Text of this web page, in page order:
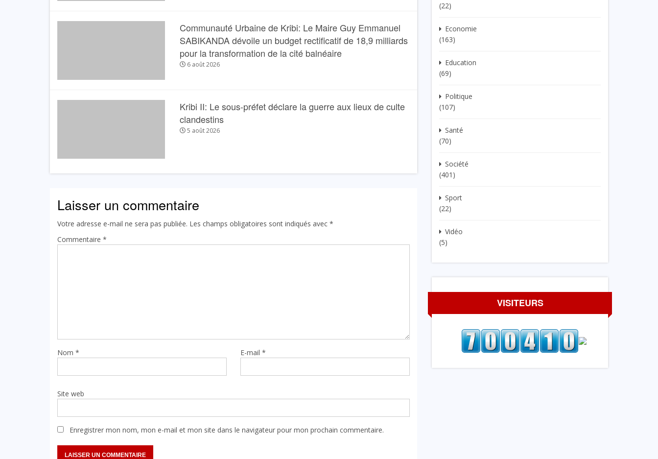
Communauté Urbaine de Kribi: Le Maire Guy Emmanuel
SABIKANDA dévoile un budget rectificatif de 18,9 milliards
pour la transformation de la cité balnéaire
6 août 2026
Kribi II: Le sous-préfet déclare la guerre aux lieux de culte
clandestins
5 août 2026
Laisser un commentaire
Votre adresse e-mail ne sera pas publiée. Les champs obligatoires sont indiqués avec *
Commentaire *
Nom * E-mail*
Site web
Enregistrer mon nom, mon e-mail et mon site dans le navigateur pour mon prochain commentaire.
(22)
Economie
(163)
Education
(69)
Politique
(107)
Santé
(70)
Société
(401)
Sport
(22)
Vidéo
(5)
VISITEURS